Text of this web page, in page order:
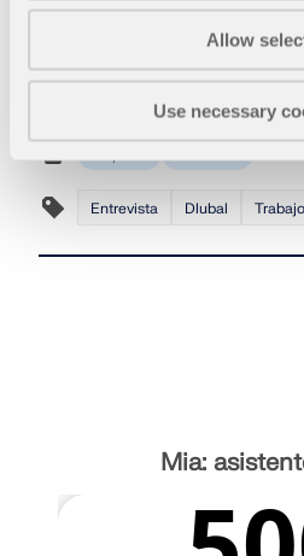
Allow
Use necessary
Creo que el más
Bridge en Dolní Morava,
está el enlace a este
Entrevista Dlubal Trabajo
Mia: